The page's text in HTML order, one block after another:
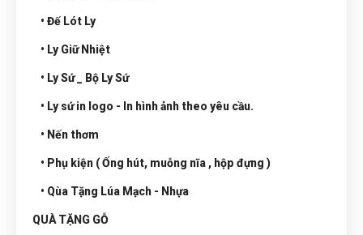
• Đế Lót Ly
• Ly Giữ Nhiệt
• Ly Sứ _ Bộ Ly Sứ
• Ly sứ in logo - In hình ảnh theo yêu cầu.
• Nến thơm
• Phụ kiện ( Ống hút, muỗng nĩa , hộp đựng )
• Qùa Tặng Lúa Mạch - Nhựa
QUÀ TẶNG GỖ